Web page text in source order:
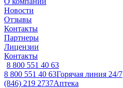
Новости
Отзывы
Контакты
Партнеры
Лицензии
Контакты
8 800 551 40 63
8 800 551 40 63Горячая линия 24/7
(846) 219 2737Аптека